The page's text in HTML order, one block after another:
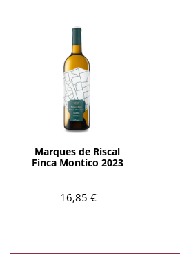
Marques de Riscal
Finca Montico 2023
16,85 €
AÑADIR